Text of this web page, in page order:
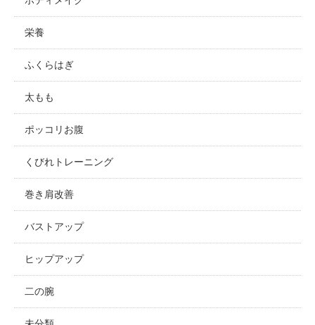
栄養
ふくらはぎ
太もも
ポッコリお腹
くびれトレーニング
巻き肩改善
バストアップ
ヒップアップ
二の腕